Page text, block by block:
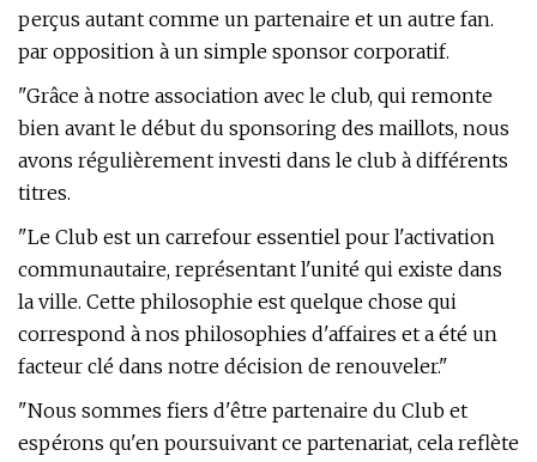
perçus autant comme un partenaire et un autre fan.
par opposition à un simple sponsor corporatif.
"Grâce à notre association avec le club, qui remonte
bien avant le début du sponsoring des maillots, nous
avons régulièrement investi dans le club à différents
titres.
"Le Club est un carrefour essentiel pour l'activation
communautaire, représentant l'unité qui existe dans
la ville. Cette philosophie est quelque chose qui
correspond à nos philosophies d'affaires et a été un
facteur clé dans notre décision de renouveler."
"Nous sommes fiers d'être partenaire du Club et
espérons qu'en poursuivant ce partenariat, cela reflète